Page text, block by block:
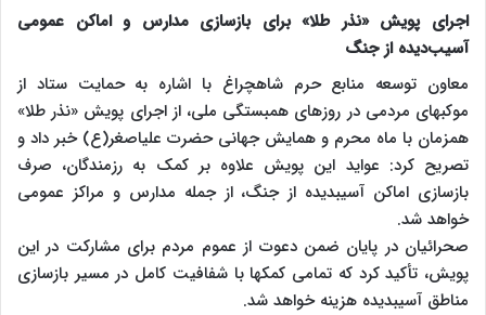
اجرای پویش «نذر طلا» برای بازسازی مدارس و اماکن عمومی
آسیب‌دیده از جنگ
معاون توسعه منابع حرم شاهچراغ با اشاره به حمایت ستاد از
موکبهای مردمی در روزهای همبستگی ملی، از اجرای پویش «نذر طلا»
همزمان با ماه محرم و همایش جهانی حضرت علیاصغر(ع) خبر داد و
تصریح کرد: عواید این پویش علاوه بر کمک به رزمندگان، صرف
بازسازی اماکن آسیبدیده از جنگ، از جمله مدارس و مراکز عمومی
خواهد شد.
صحرائیان در پایان ضمن دعوت از عموم مردم برای مشارکت در این
پویش، تأکید کرد که تمامی کمکها با شفافیت کامل در مسیر بازسازی
مناطق آسیبدیده هزینه خواهد شد.